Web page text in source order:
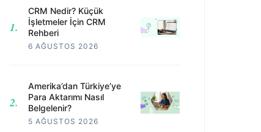
CRM Nedir? Küçük
İşletmeler İçin CRM
Rehberi
6 AĞUSTOS 2026
Amerika’dan Türkiye’ye
Para Aktarımı Nasıl
Belgelenir?
5 AĞUSTOS 2026